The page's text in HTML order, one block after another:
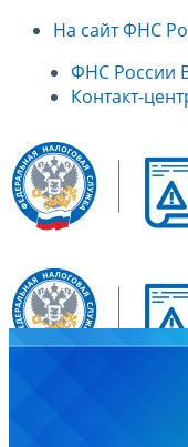
На сайт ФНС
ФНС России
Контакт-